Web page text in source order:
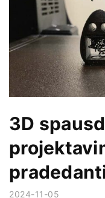
3D
2024-11-05